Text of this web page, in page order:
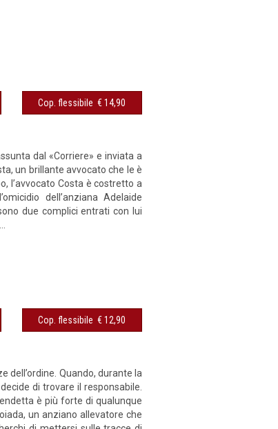
Cop. flessibile € 14,90
dal «Corriere» e inviata a
un brillante avvocato che le è
l’avvocato Costa è costretto a
dell’anziana Adelaide
due complici entrati con lui
Cop. flessibile € 12,90
dell’ordine. Quando, durante la
di trovare il responsabile.
è più forte di qua­lunque
un anziano allevatore che